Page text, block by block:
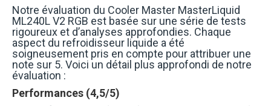
Notre évaluation du Cooler Master MasterLiquid
ML240L V2 RGB est basée sur une série de tests
rigoureux et d’analyses approfondies. Chaque
aspect du refroidisseur liquide a été
soigneusement pris en compte pour attribuer une
note sur 5. Voici un détail plus approfondi de notre
évaluation :
Performances (4,5/5)